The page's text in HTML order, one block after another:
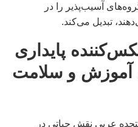
آسیب‌پذیر را در
تبدیل می‌کند.
پایداری
آموزش و سلامت
عربی نقش حیاتی در